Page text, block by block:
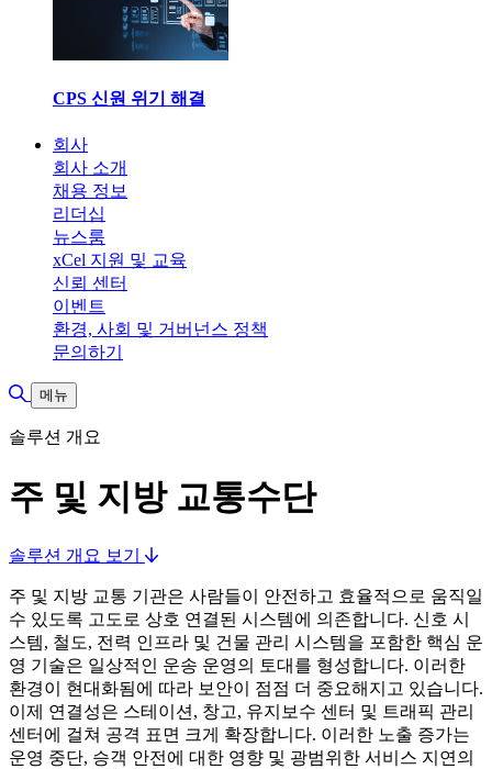
CPS 신원 위기 해결
회사
회사 소개
채용 정보
리더십
뉴스룸
xCel 지원 및 교육
신뢰 센터
이벤트
환경, 사회 및 거버넌스 정책
문의하기
검색 토글
메뉴
솔루션 개요
주 및 지방 교통수단
솔루션 개요 보기
주 및 지방 교통 기관은 사람들이 안전하고 효율적으로 움직일
수 있도록 고도로 상호 연결된 시스템에 의존합니다. 신호 시
스템, 철도, 전력 인프라 및 건물 관리 시스템을 포함한 핵심 운
영 기술은 일상적인 운송 운영의 토대를 형성합니다. 이러한
환경이 현대화됨에 따라 보안이 점점 더 중요해지고 있습니다.
이제 연결성은 스테이션, 창고, 유지보수 센터 및 트래픽 관리
센터에 걸쳐 공격 표면 크게 확장합니다. 이러한 노출 증가는
운영 중단, 승객 안전에 대한 영향 및 광범위한 서비스 지연의